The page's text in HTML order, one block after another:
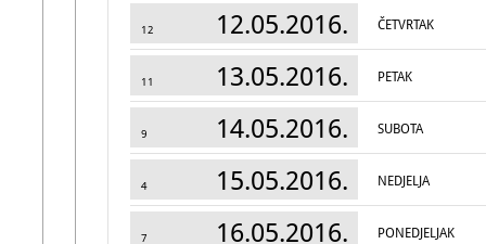
12 12.05.2016. ČETVRTAK
11 13.05.2016. PETAK
9 14.05.2016. SUBOTA
4 15.05.2016. NEDJELJA
7 16.05.2016. PONEDJELJAK